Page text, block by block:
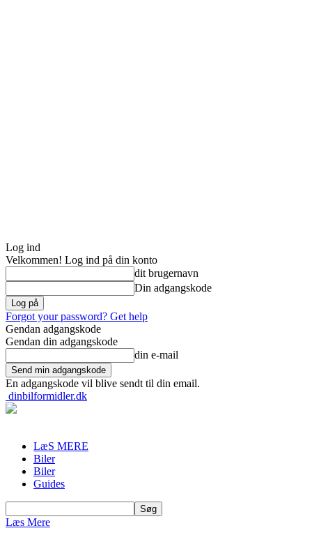
Log ind
Velkommen! Log ind på din konto
dit brugernavn
Din adgangskode
Forgot your password? Get help
Gendan adgangskode
Gendan din adgangskode
din e-mail
En adgangskode vil blive sendt til din email.
dinbilformidler.dk
LæS MERE
Biler
Biler
Guides
Læs Mere